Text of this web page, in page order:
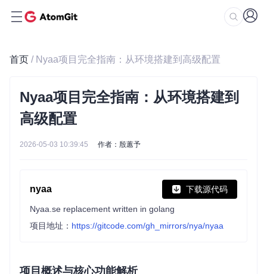
首页 / Nyaa项目完全指南：从环境搭建到高级配置
Nyaa项目完全指南：从环境搭建到
高级配置
2026-05-03 10:39:45 作者：殷蕙予
nyaa 下载源代码
Nyaa.se replacement written in golang
项目地址： https://gitcode.com/gh_mirrors/nya/nyaa
项目概述与核心功能解析